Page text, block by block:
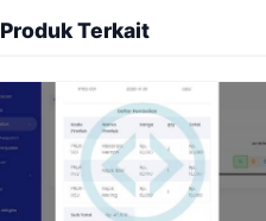
Produk Terkait